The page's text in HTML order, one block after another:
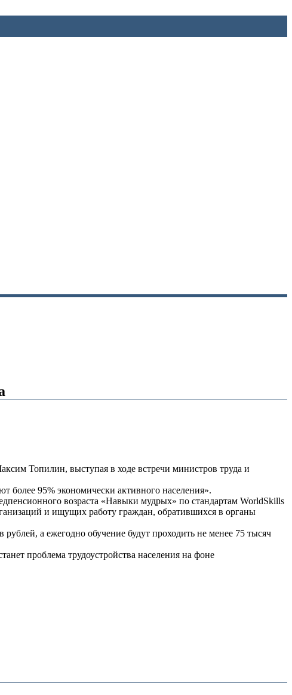
Топилин, выступая в ходе встречи министров труда и
более 95% экономически активного населения».
возраста «Навыки мудрых» по стандартам WorldSkills
и ищущих работу граждан, обратившихся в органы
а ежегодно обучение будут проходить не менее 75 тысяч
проблема трудоустройства населения на фоне